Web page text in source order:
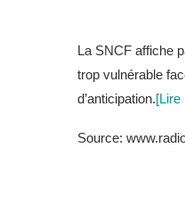
La SNCF affiche
trop vulnérable
d’anticipation.[Lire
Source: